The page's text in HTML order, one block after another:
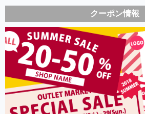
クーポン情報